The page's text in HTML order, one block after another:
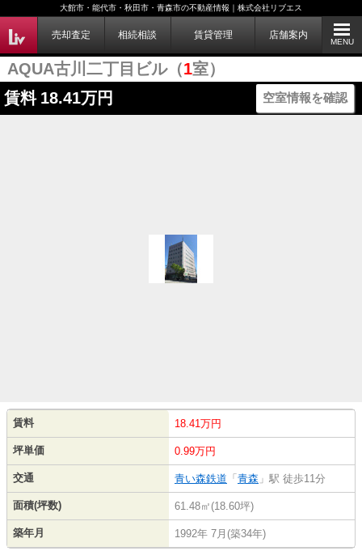
大館市・能代市・秋田市・青森市の不動産情報｜株式会社リブエス
売却査定 相続相談 賃貸管理 店舗案内
MENU
AQUA古川二丁目ビル（1室）
賃料 18.41万円 空室情報を確認
賃料 18.41万円
坪単価 0.99万円
交通 青い森鉄道 「 青森 」駅 徒歩11分
面積(坪数) 61.48㎡(18.60坪)
築年月 1992年 7月(築34年)